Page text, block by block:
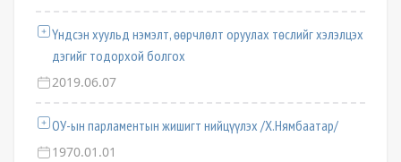
Үндсэн хуульд нэмэлт, өөрчлөлт оруулах төслийг хэлэлцэх
дэгийг тодорхой болгох
2019.06.07
ОУ-ын парламентын жишигт нийцүүлэх /Х.Нямбаатар/
1970.01.01